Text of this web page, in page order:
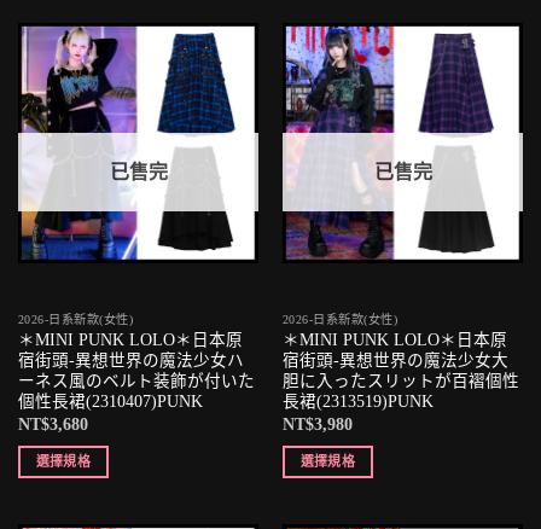
已售完
2026-日系新款(女性)
＊MINI PUNK LOLO＊日本原
宿街頭-異想世界の魔法少女ハ
ーネス風のベルト装飾が付いた
個性長裙(2310407)PUNK
NT$3,680
選擇規格
已售完
2026-日系新款(女性)
＊MINI PUNK LOLO＊日本原
宿街頭-異想世界の魔法少女大
胆に入ったスリットが百褶個性
長裙(2313519)PUNK
NT$3,980
選擇規格